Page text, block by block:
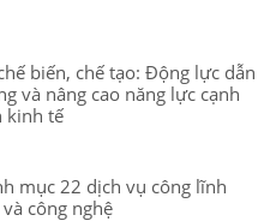
biến, chế tạo: Động lực dẫn
và nâng cao năng lực cạnh
kinh tế
mục 22 dịch vụ công lĩnh
công nghệ